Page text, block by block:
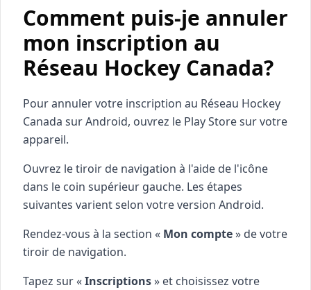
Comment puis-je annuler
mon inscription au
Réseau Hockey Canada?
Pour annuler votre inscription au Réseau Hockey
Canada sur Android, ouvrez le Play Store sur votre
appareil.
Ouvrez le tiroir de navigation à l'aide de l'icône
dans le coin supérieur gauche. Les étapes
suivantes varient selon votre version Android.
Rendez-vous à la section « Mon compte» de votre
tiroir de navigation.
Tapez sur «Inscriptions» et choisissez votre